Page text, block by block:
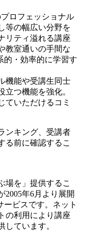
ロフェッショナル
等の幅広い分野を
リティ溢れる講座
教室通いの手間な
的・効率的に学習す
機能や受講生同士
つ機能を強化。
ていただけるコミ
ンキング、受講者
る前に確認するこ
場を」提供するこ
2005年6月より展開
ービスです。ネット
の利用により講座
ています。